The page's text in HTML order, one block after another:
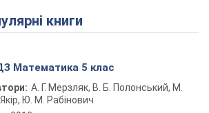
книги
Математика 5 клас
А. Г. Мерзляк, В. Б. Полонський, М.
Ю. М. Рабінович